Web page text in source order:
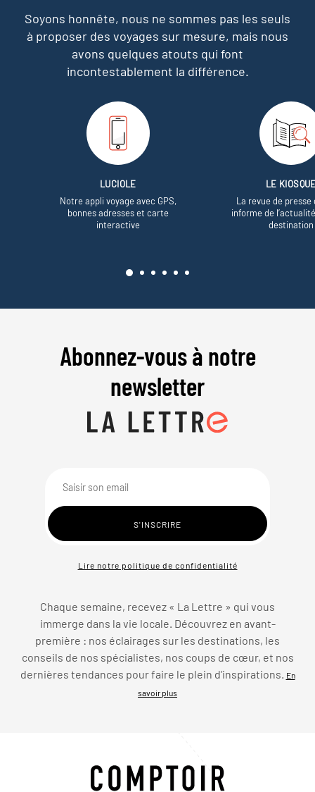
Soyons honnête, nous ne sommes pas les seuls
à proposer des voyages sur mesure, mais nous
avons quelques atouts qui font
incontestablement la différence.
LUCIOLE
Notre appli voyage avec GPS,
bonnes adresses et carte
interactive
LE
La revue de presse
informe de
destination
Abonnez-vous à notre
newsletter
Lire notre politique de confidentialité
Chaque semaine, recevez « La Lettre » qui vous
immerge dans la vie locale. Découvrez en avant-
première : nos éclairages sur les destinations, les
conseils de nos spécialistes, nos coups de cœur, et nos
dernières tendances pour faire le plein d’inspirations. En
savoir plus